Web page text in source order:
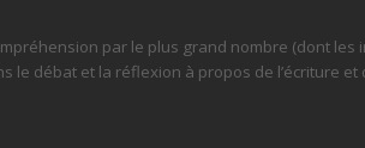
par le plus grand nombre (dont
le débat et la réflexion à propos de l’écriture